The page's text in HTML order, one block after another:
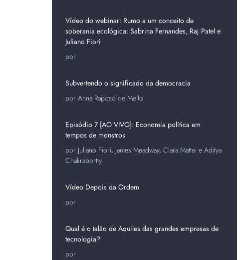
Vídeo do webinar: Rumo a um conceito de
soberania ecológica: Sabrina Fernandes, Raj Patel e
Juliano Fiori
por
Subvertendo o significado da democracia
por Anna Raposo de Mello
Episódio 7 [AO VIVO]: Economia política em
tempos de monstros
por Juliano Fiori, James Meadway, Clara Mattei e Aditya
Chakrabortty
Vídeo Depois da Ordem
por
Qual é o talão de Aquiles das grandes empresas de
tecnologia?
por